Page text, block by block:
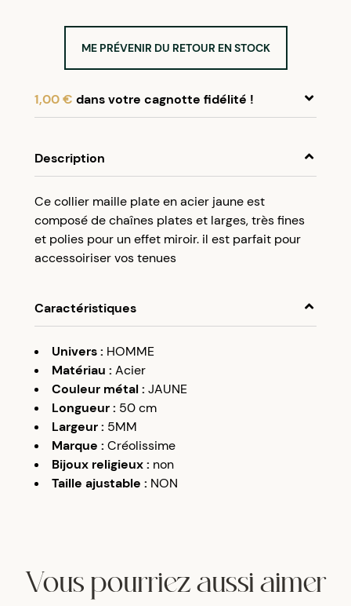
ME PRÉVENIR DU RETOUR EN STOCK
1,00 € dans votre cagnotte fidélité !
compte client et cumulez 5% de vos achats dans
votre cagnotte fidélité sans minimum d’achat.
Utilisez votre cagnotte de fidélité dès votre
prochaine commande à partir de 50€ d’achats.
Description
Ce collier maille plate en acier jaune est
composé de chaînes plates et larges, très fines
et polies pour un effet miroir. il est parfait pour
accessoiriser vos tenues
Caractéristiques
Univers: HOMME
Matériau : Acier
Couleur métal: JAUNE
Longueur: 50 cm
Largeur: 5MM
Marque : Créolissime
Bijoux religieux: non
Taille ajustable : NON
Vous pourriez aussi aimer